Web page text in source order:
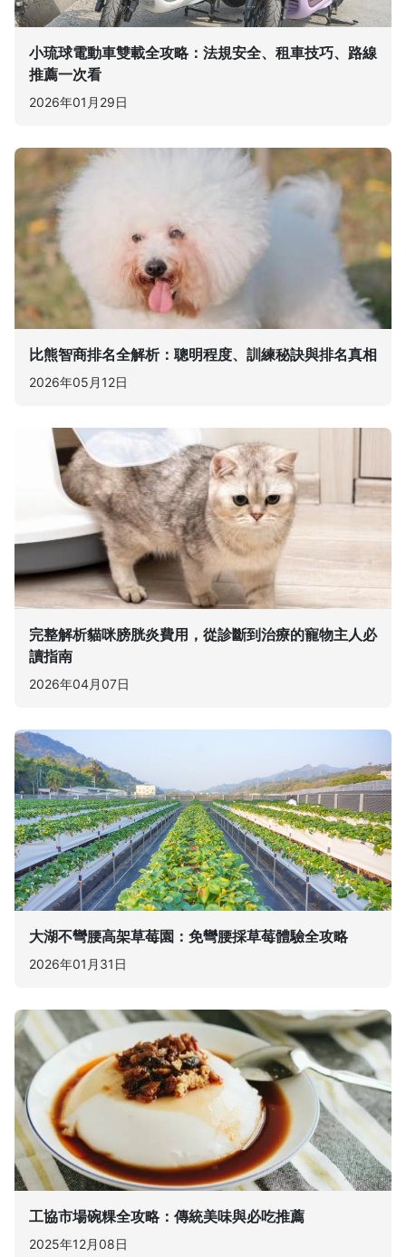
小琉球電動車雙載全攻略：法規安全、租車技巧、路線
推薦一次看
2026年01月29日
比熊智商排名全解析：聰明程度、訓練秘訣與排名真相
2026年05月12日
完整解析貓咪膀胱炎費用，從診斷到治療的寵物主人必
讀指南
2026年04月07日
大湖不彎腰高架草莓園：免彎腰採草莓體驗全攻略
2026年01月31日
工協市場碗粿全攻略：傳統美味與必吃推薦
2025年12月08日